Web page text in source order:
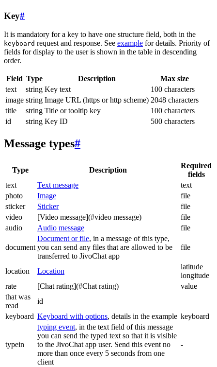
Key#
It is mandatory for a key to have one structure field, both in the
keyboard request and response. See example for details. Priority of
fields for display to the user is shown in the table in descending
order.
Field Type Description
Max size
text
string Key text
100 characters
image string Image URL (https or http scheme) 2048 characters
title
string Title or tooltip key
100 characters
id
string Key ID 500 characters
Message types#
Type Description
Required
fields
text
Text message
text
photo
Image
file
sticker
Sticker
file
video
[Video message](#video message)
file
audio
Audio message file
document
Document or file, in a message of this type,
you can send any files that are allowed to be
transferred to JivoChat app
file
location Location
latitude
longitude
rate
[Chat rating](#Chat rating)
value
that was
read
id
keyboard Keyboard with options, details in the example keyboard
typein
typing event, in the text field of this message
you can send the typed text so that it is visible
to the JivoChat app user. Send this event no
more than once every 5 seconds from one
client
-